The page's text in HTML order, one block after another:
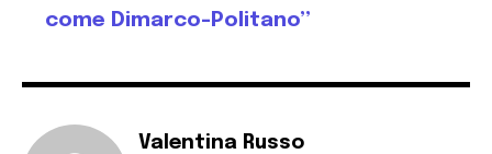
come Dimarco-Politano”
Valentina Russo